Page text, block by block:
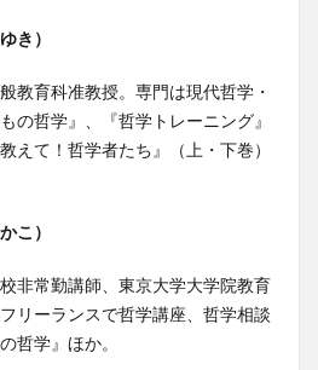
き）
教育科准教授。専門は現代哲学・
の哲学』、『哲学トレーニング』
えて！哲学者たち』（上・下巻）
こ）
非常勤講師、東京大学大学院教育
リーランスで哲学講座、哲学相談
哲学』ほか。